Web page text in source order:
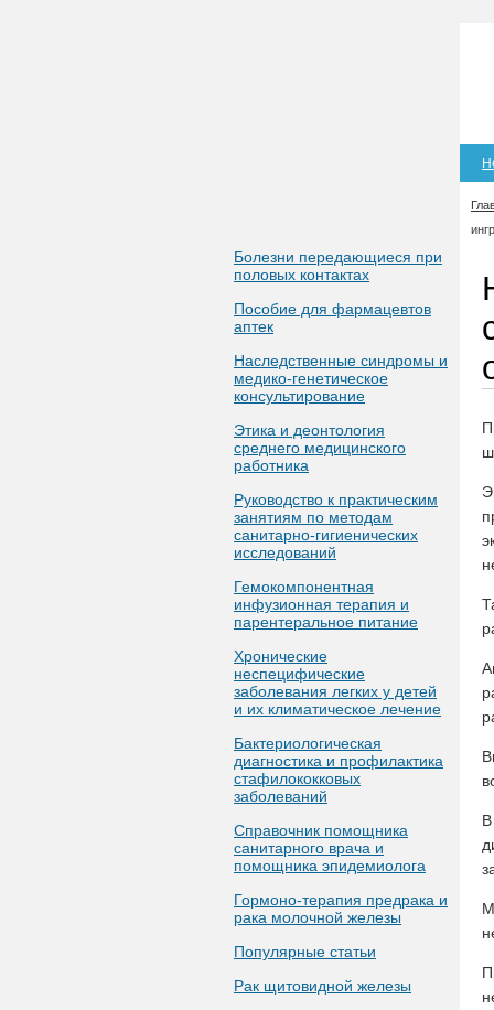
Болезни передающиеся при
половых контактах
Пособие для фармацевтов
аптек
Наследственные синдромы и
медико-генетическое
консультирование
Этика и деонтология
среднего медицинского
работника
Руководство к практическим
занятиям по методам
санитарно-гигиенических
исследований
Гемокомпонентная
инфузионная терапия и
парентеральное питание
Хронические
неспецифические
заболевания легких у детей
и их климатическое лечение
Бактериологическая
диагностика и профилактика
стафилококковых
заболеваний
Справочник помощника
санитарного врача и
помощника эпидемиолога
Гормоно-терапия предрака и
рака молочной железы
Популярные статьи
Рак щитовидной железы